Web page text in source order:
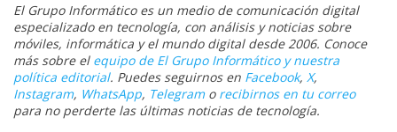
El Grupo Informático es un medio de comunicación digital
especializado en tecnología, con análisis y noticias sobre
móviles, informática y el mundo digital desde 2006. Conoce
más sobre el equipo de El Grupo Informático y nuestra
política editorial. Puedes seguirnos en Facebook, X,
Instagram, WhatsApp, Telegramo recibirnos en tu correo
para no perderte las últimas noticias de tecnología.